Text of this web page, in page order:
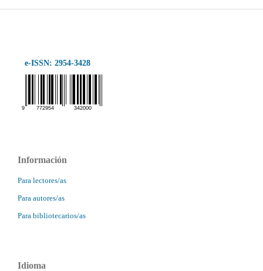
e-ISSN: 2954-3428
Información
Para lectores/as
Para autores/as
Para bibliotecarios/as
Idioma